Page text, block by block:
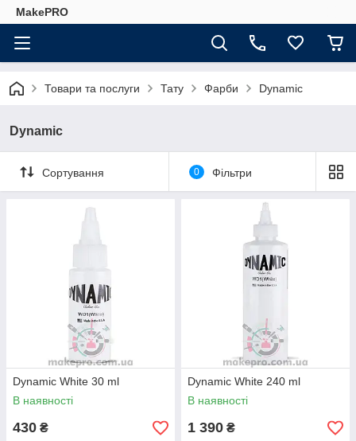
MakePRO
Товари та послуги Тату Фарби Dynamic
Dynamic
Сортування 0 Фільтри
Dynamic White 30 ml
В наявності
430 ₴
Dynamic White 240 ml
В наявності
1 390 ₴